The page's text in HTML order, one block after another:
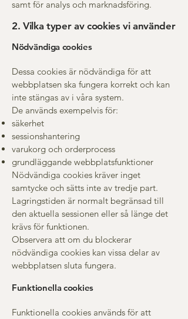
samt för analys och marknadsföring.
2. Vilka typer av cookies vi använder
Nödvändiga cookies
Dessa cookies är nödvändiga för att
webbplatsen ska fungera korrekt och kan
inte stängas av i våra system.
De används exempelvis för:
säkerhet
sessionshantering
varukorg och orderprocess
grundläggande webbplatsfunktioner
Nödvändiga cookies kräver inget
samtycke och sätts inte av tredje part.
Lagringstiden är normalt begränsad till
den aktuella sessionen eller så länge det
krävs för funktionen.
Observera att om du blockerar
nödvändiga cookies kan vissa delar av
webbplatsen sluta fungera.
Funktionella cookies
Funktionella cookies används för att